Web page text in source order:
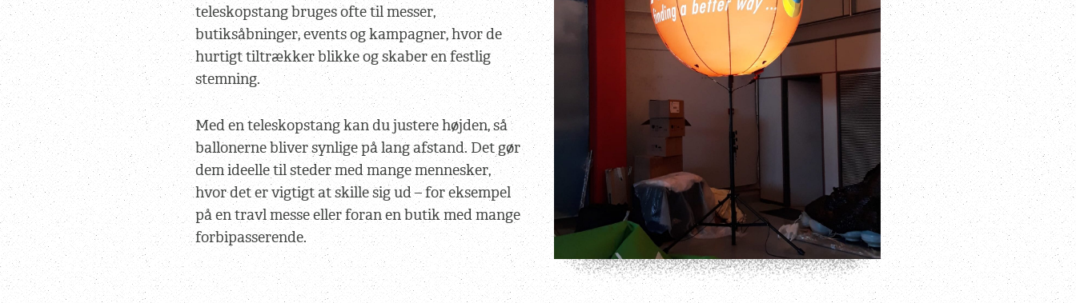
teleskopstang bruges ofte til messer,
butiksåbninger, events og kampagner, hvor de
hurtigt tiltrækker blikke og skaber en festlig
stemning.
Med en teleskopstang kan du justere højden, så
ballonerne bliver synlige på lang afstand. Det gør
dem ideelle til steder med mange mennesker,
hvor det er vigtigt at skille sig ud – for eksempel
på en travl messe eller foran en butik med mange
forbipasserende.